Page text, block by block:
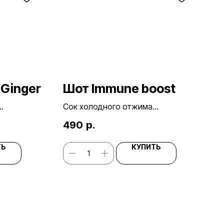
Шот Immune boost
Сок холодного отжима
Состав: имбирь, лимон, мёд, вода
490 р.
КУПИТЬ